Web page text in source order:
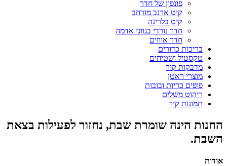
פונפון של חדר
קיט ארנב מורחב
קיט בלרינה
חדר נורדי בגווני אדמה
חדר אווזים
בריכות כדורים
טקסטיל ושטיחים
מדבקות קיר
מוצרי ראטן
פופים כריות ובובות
ריהוט משלים
תמונות קיר
החנות הינה שומרת שבת, נחזור לפעילות בצאת
השבת.
אודות